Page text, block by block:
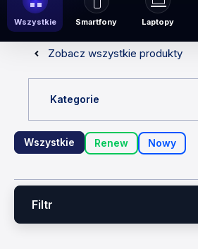
Wszystkie Smartfony Laptopy
Zobacz wszystkie produkty
Kategorie
Wszystkie Renew Nowy
Filtr